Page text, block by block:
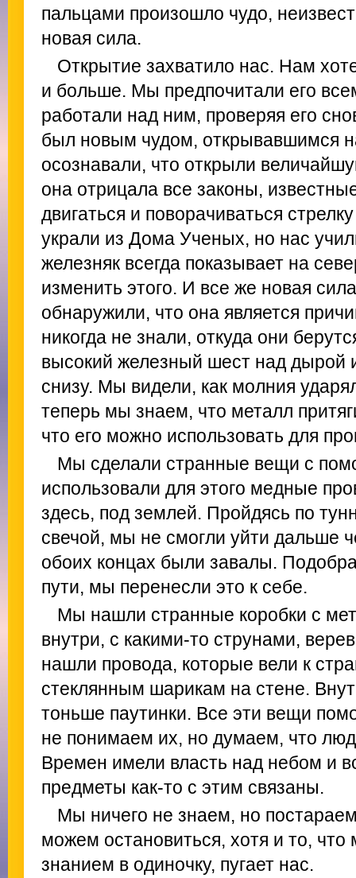
пальцами произошло чудо,
новая сила.
Открытие захватило нас. Нам
и больше. Мы предпочитали его
работали над ним, проверяя его
был новым чудом, открывавшимся
осознавали, что открыли
она отрицала все законы,
двигаться и поворачиваться
украли из Дома Ученых, но нас
железняк всегда показывает на
изменить этого. И все же новая
обнаружили, что она является
никогда не знали, откуда они
высокий железный шест над дырой
снизу. Мы видели, как молния
теперь мы знаем, что металл
что его можно использовать для
Мы сделали странные вещи с
использовали для этого медные
здесь, под землей. Пройдясь по
свечой, мы не смогли уйти дальше
обоих концах были завалы.
пути, мы перенесли это к себе.
Мы нашли странные коробки с
внутри, с какими-то струнами,
нашли провода, которые вели к
стеклянным шарикам на стене.
тоньше паутинки. Все эти вещи
не понимаем их, но думаем, что
Времен имели власть над небом и
предметы как-то с этим связаны.
Мы ничего не знаем, но
можем остановиться, хотя и то,
знанием в одиночку, пугает нас.